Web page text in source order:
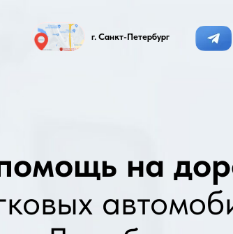
г. Санкт-Петербург
на дорогах